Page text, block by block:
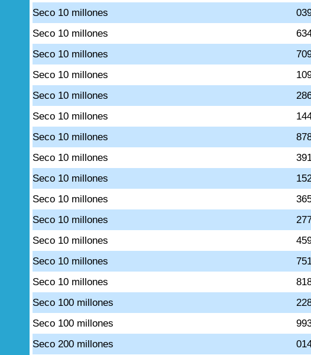
Seco 10 millones
Seco 10 millones
Seco 10 millones
Seco 10 millones
Seco 10 millones
Seco 10 millones
Seco 10 millones
Seco 10 millones
Seco 10 millones
Seco 10 millones
Seco 10 millones
Seco 10 millones
Seco 10 millones
Seco 10 millones
Seco 100 millones
Seco 100 millones
Seco 200 millones